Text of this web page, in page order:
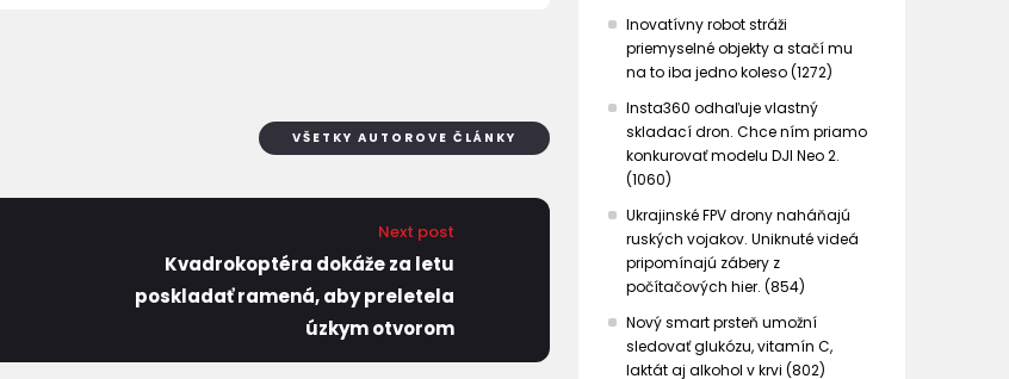
VŠETKY AUTOROVE ČLÁNKY
Next post
Kvadrokoptéra dokáže za letu
poskladať ramená, aby preletela
úzkym otvorom
Inovatívny robot stráži
priemyselné objekty a stačí mu
na to iba jedno koleso (1272)
Insta360 odhaľuje vlastný
skladací dron. Chce ním priamo
konkurovať modelu DJI Neo 2.
(1060)
Ukrajinské FPV drony naháňajú
ruských vojakov. Uniknuté videá
pripomínajú zábery z
počítačových hier. (854)
Nový smart prsteň umožní
sledovať glukózu, vitamín C,
laktát aj alkohol v krvi (802)